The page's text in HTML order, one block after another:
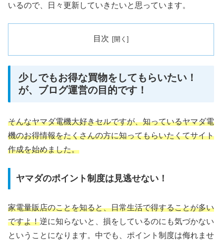
いるので、日々更新していきたいと思っています。
目次
少しでもお得な買物をしてもらいたい！
が、ブログ運営の目的です！
そんなヤマダ電機大好きセルですが、知っているヤマダ電
機のお得情報をたくさんの方に知ってもらいたくてサイト
作成を始めました。
ヤマダのポイント制度は見逃せない！
家電量販店のことを知ると、日常生活で得することが多い
ですよ！逆に知らないと、損をしているのにも気づかない
ということになります。中でも、ポイント制度は侮れませ